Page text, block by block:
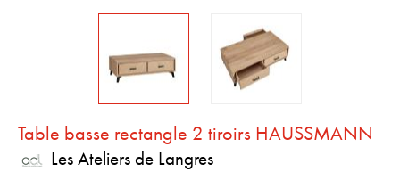
Table basse rectangle 2 tiroirs HAUSSMANN
Les Ateliers de Langres